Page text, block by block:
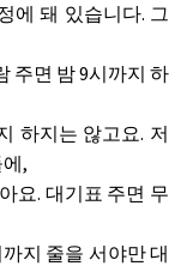
에 돼 있습니다. 그
주면 밤 9시까지 하
하지는 않고요. 저
,
요. 대기표 주면 무
지 줄을 서야만 대